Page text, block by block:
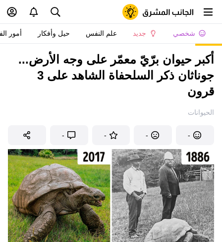
شخصي جديد علم النفس حيل وأفكار أمور
أكبر حيوان برّيّ معمّر على وجه الأرض...
جوناثان ذكر السلحفاة الشاهد على 3
قرون
الحيوانات
-
-
-
-